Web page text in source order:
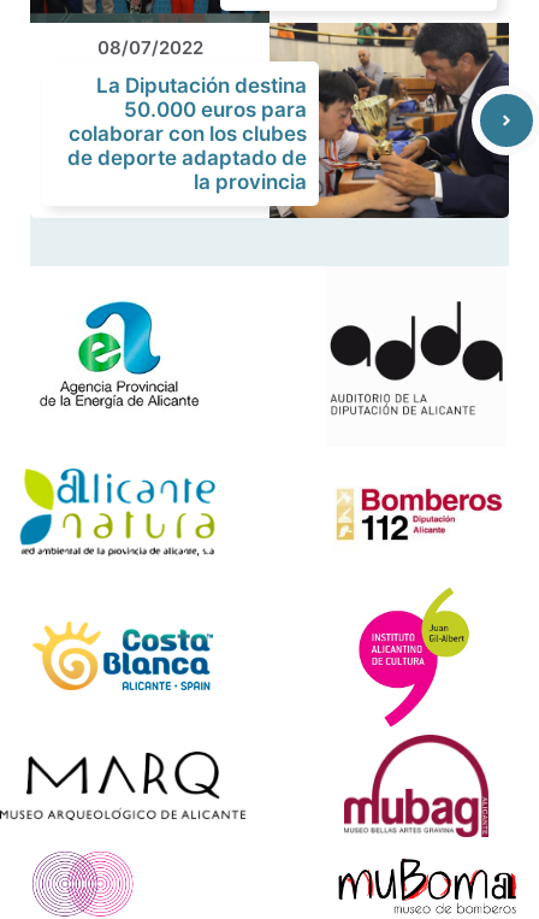
08/07/2022
La Diputación destina
50.000 euros para
colaborar con los clubes
de deporte adaptado de
la provincia